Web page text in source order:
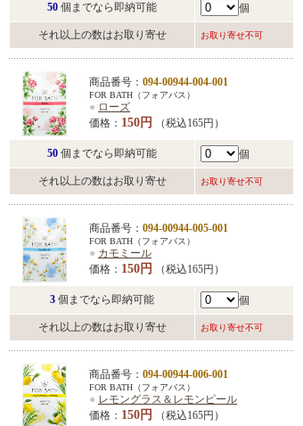
50 個までなら即納可能 個
それ以上の数はお取り寄せ お取り寄せ不可
商品番号： 094-00944-004-001
FOR BATH（フォアバス）
● ローズ
価格： 150円 （税込165円）
50 個までなら即納可能 個
それ以上の数はお取り寄せ お取り寄せ不可
商品番号： 094-00944-005-001
FOR BATH（フォアバス）
● カモミール
価格： 150円 （税込165円）
3 個までなら即納可能 個
それ以上の数はお取り寄せ お取り寄せ不可
商品番号： 094-00944-006-001
FOR BATH（フォアバス）
● レモングラス＆レモンピール
価格： 150円 （税込165円）